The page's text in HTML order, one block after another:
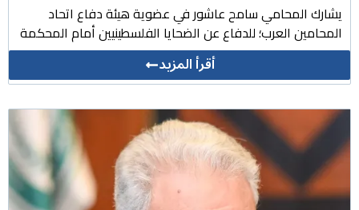
يشارك المحامي سامح عاشور في عضوية هيئة دفاع اتحاد
المحامين العرب؛ للدفاع عن الضحايا الفلسطينيين أمام المحكمة
أقرأ المزيد